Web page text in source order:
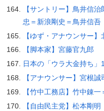
【サントリー】鳥井信
忠＝新浪剛史＝鳥井信吾
【ゆず・アナウンサー
【脚本家】宮藤官九郎
日本の「ウラ大金持ち」
【アナウンサー】宮根誠
【竹中工務店】竹中錬
【自由民主党】松本剛明